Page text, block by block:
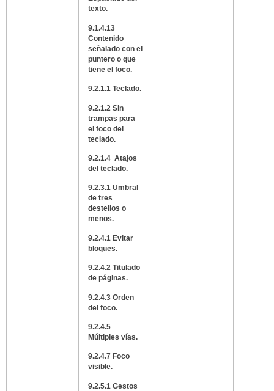
texto.
9.1.4.13
Contenido
señalado con el
puntero o que
tiene el foco.
9.2.1.1 Teclado.
9.2.1.2 Sin
trampas para
el foco del
teclado.
9.2.1.4 Atajos
del teclado.
9.2.3.1 Umbral
de tres
destellos o
menos.
9.2.4.1 Evitar
bloques.
9.2.4.2 Titulado
de páginas.
9.2.4.3 Orden
del foco.
9.2.4.5
Múltiples vías.
9.2.4.7 Foco
visible.
9.2.5.1 Gestos